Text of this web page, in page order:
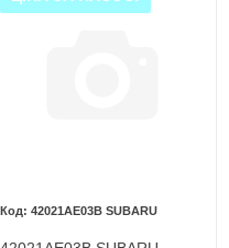
42021AE03B SUBARU